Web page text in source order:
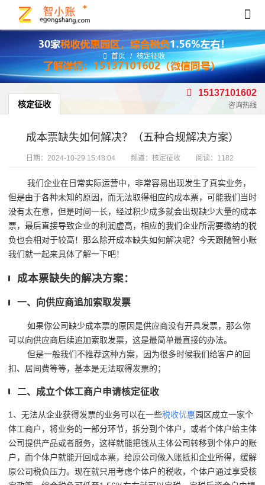
首页 / 核定征收
核定征收
15137101602
咨询热线
成本票缺失如何解决？（五种合规解决方案）
日期： 2024-10-29 15:48:04 频道： 核定征收 阅读：1182
我们企业在日常实际运营中，非常容易出现发生了真实业务，
但是由于各种未知的原因，而无法取得相应的成本票，可能我们当时
没有太在意，但是时间一长，经过积少成多就会出现缺少大量的成本
票，最后直接导致企业的利润虚高，相应的我们企业所需要缴纳的税
负也会相对于较高！那么除开成本缺失如何解决呢？今天跟随智小账
我们就一起来具体了解一下吧！
成本票缺失的解决方案：
一、向供应商追加索取发票
如果你公司缺少成本票的原因是供应商没有开具发票，那么你
可以向供应商后续追加索取发票，这是最简单最直接的办法。
但是一般我们不推荐这种方案，因为很多时候我们给客户的回
扣、居间费等等，基本是无法取得发票的；
二、成立个体工商户申请核定征收
1、无法从企业获得发票的业务可以在一些税收优惠园区成立一家个
体工商户，将业务的一部分环节，拆分到个体户，或者个体户给主体
公司提供产品或者服务，这样就能把钱从主体公司转移到个体户的账
户，而个体户就能开回成本票，给原公司做入账抵扣企业所得，缓解
原公司税负压力。现在就只用考虑个体户的税收，个体户通过享受核